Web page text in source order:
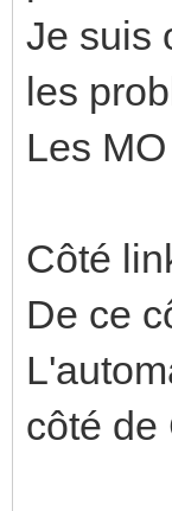
Je suis
les
Les
Côté
De ce
côté de